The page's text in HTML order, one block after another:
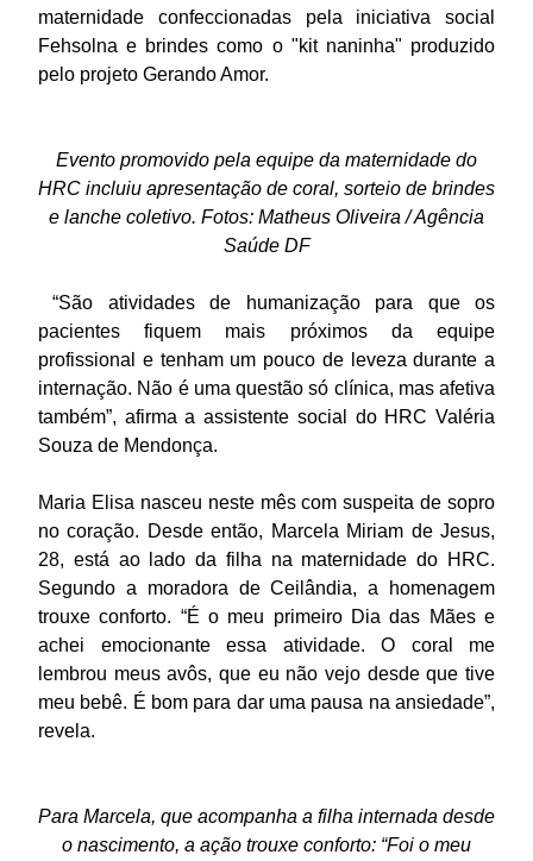
maternidade confeccionadas pela iniciativa social
Fehsolna e brindes como o "kit naninha" produzido
pelo projeto Gerando Amor.
Evento promovido pela equipe da maternidade do
HRC incluiu apresentação de coral, sorteio de brindes
e lanche coletivo. Fotos: Matheus Oliveira / Agência
Saúde DF
“São atividades de humanização para que os
pacientes fiquem mais próximos da equipe
profissional e tenham um pouco de leveza durante a
internação. Não é uma questão só clínica, mas afetiva
também”, afirma a assistente social do HRC Valéria
Souza de Mendonça.
Maria Elisa nasceu neste mês com suspeita de sopro
no coração. Desde então, Marcela Miriam de Jesus,
28, está ao lado da filha na maternidade do HRC.
Segundo a moradora de Ceilândia, a homenagem
trouxe conforto. “É o meu primeiro Dia das Mães e
achei emocionante essa atividade. O coral me
lembrou meus avôs, que eu não vejo desde que tive
meu bebê. É bom para dar uma pausa na ansiedade”,
revela.
Para Marcela, que acompanha a filha internada desde
o nascimento, a ação trouxe conforto: “Foi o meu